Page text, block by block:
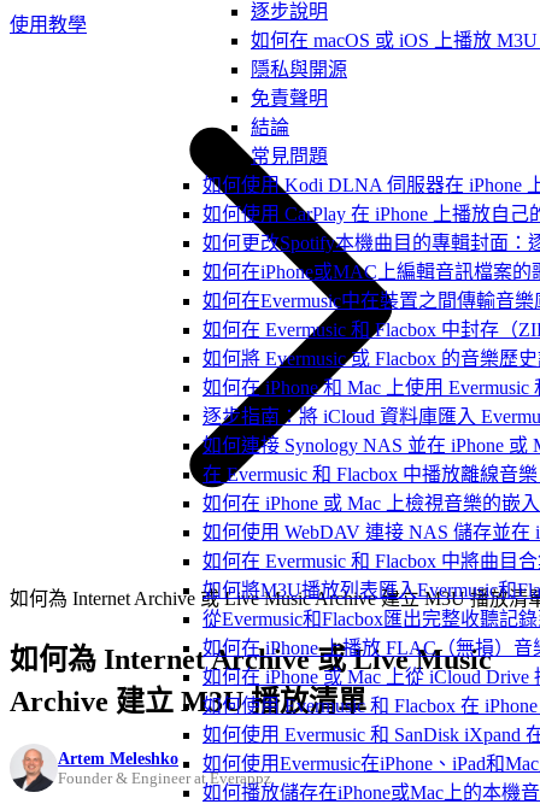
逐步說明
如何在 macOS 或 iOS 上播放
隱私與開源
免責聲明
結論
常見問題
如何使用 Kodi DLNA 伺服器在 iPhone
如何使用 CarPlay 在 iPhone 上播放自己
如何更改Spotify本機曲目的專輯封面：
如何在iPhone或MAC上編輯音訊檔案的
如何在Evermusic中在裝置之間傳輸音
如何在 Evermusic 和 Flacbox 中封存（
如何將 Evermusic 或 Flacbox 的音樂歷
如何在 iPhone 和 Mac 上使用
逐步指南：將 iCloud 資料庫匯入
如何連接 Synology NAS 並在 iPhone 或
在 Evermusic 和 Flacbox 中播放離線音
如何在 iPhone 或 Mac 上檢視音樂的嵌
如何使用 WebDAV 連接 NAS 儲存並在
如何在 Evermusic 和 Flacbox 中將曲目
如何將M3U播放列表匯入Evermusic和
從Evermusic和Flacbox匯出完整收聽記
如何在 iPhone 上播放 FLAC（無損）音
如何在 iPhone 或 Mac 上從 iCloud Drive
如何使用 Evermusic 和 Flacbox 在
如何使用 Evermusic 和 SanDisk iXpand
如何使用Evermusic在iPhone、iPad和
如何播放儲存在iPhone或Mac上的本機
使用教學
如何為 Internet Archive 或 Live Music Archive 建立 M3U 播放清
如何為 Internet Archive 或 Live Music
Archive 建立 M3U 播放清單
Artem Meleshko
Founder & Engineer at Everappz